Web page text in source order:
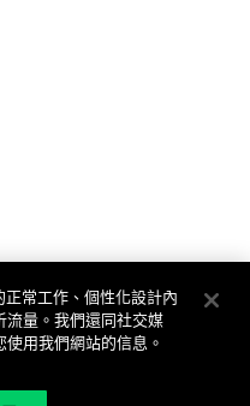
All Rights Reserved
常工作、個性化設計內
流量。我們還同社交媒
用我們網站的信息。